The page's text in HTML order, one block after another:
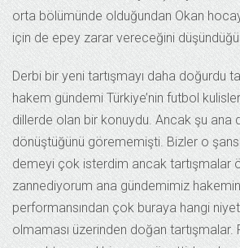
orta bölümünde olduğundan Okan
için de epey zarar vereceğini
Derbi bir yeni tartışmayı daha doğurdu
hakem gündemi Türkiye’nin futbol
dillerde olan bir konuydu. Ancak şu ana
dönüştüğünü görememişti. Bizler o
demeyi çok isterdim ancak tartışmalar
zannediyorum ana gündemimiz
performansından çok buraya hangi
olmaması üzerinden doğan tartışmalar.